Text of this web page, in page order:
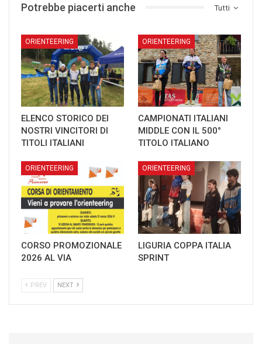
Tutti
Potrebbe piacerti anche
ORIENTEERING
ELENCO STORICO DEI
NOSTRI VINCITORI DI
TITOLI ITALIANI
ORIENTEERING
CAMPIONATI ITALIANI
MIDDLE CON IL 500°
TITOLO ITALIANO
ORIENTEERING
CORSO PROMOZIONALE
2026 AL VIA
ORIENTEERING
LIGURIA COPPA ITALIA
SPRINT
PREV NEXT